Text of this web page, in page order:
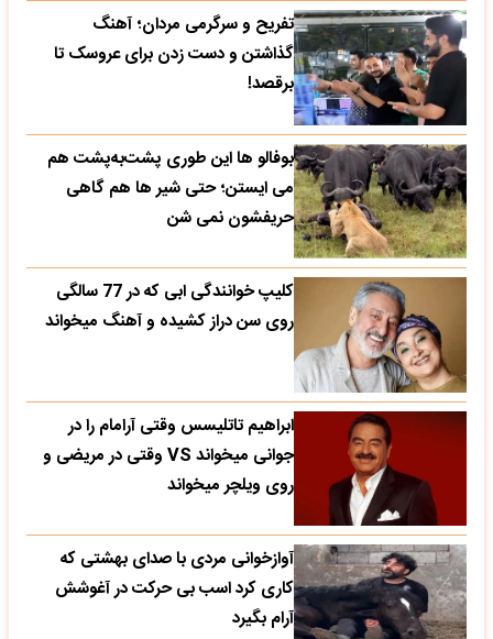
تفریح و سرگرمی مردان؛ آهنگ
گذاشتن و دست زدن برای عروسک تا
برقصد!
بوفالو ها این‌ طوری پشت‌به‌پشت هم
می‌ ایستن؛ حتی شیر ها هم گاهی
حریفشون نمی‌ شن
کلیپ خوانندگی ابی که در 77 سالگی
روی سن دراز کشیده و آهنگ میخواند
ابراهیم تاتلیسس وقتی آرامام را در
جوانی میخواند VS وقتی در مریضی و
روی ویلچر میخواند
آوازخوانی مردی با صدای بهشتی که
کاری کرد اسب بی حرکت در آغوشش
آرام بگیرد